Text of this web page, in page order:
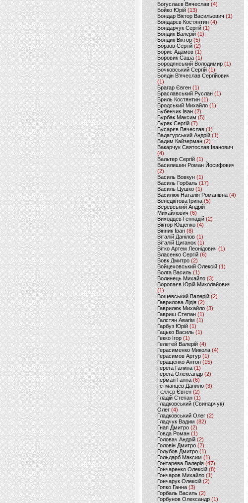
Богуслаєв Вячеслав (4)
Бойко Юрій (13)
Бондар Віктор Васильович (1)
Бондарєв Костянтин (4)
Бондарчук Сергій(1)
Бондик Валерій (1)
Бондик Віктор(5)
Борзов Сергiй (2)
Борис Адамов(1)
Боровик Саша (1)
Бородянський Володимир (1)
Бочковський Сергій (1)
Боядін В'ячеслав Сергійович
(1)
Брагар Євген (1)
Браславський Руслан (1)
Бриль Костянтин (1)
Бродський Михайло (1)
Бубенчик Іван(2)
Бурбак Максим (5)
Буряк Сергій (7)
Бусарєв Вячеслав (1)
Вадатурський Андрій (1)
Вадим Кайзерман (2)
Вакарчук Святослав Іванович
(4)
Вальтер Сергій (1)
Василишин Роман Йосифович
(2)
Василь Вовкун (1)
Василь Горбаль (17)
Василь Цушко (1)
Василюк Наталія Романівна (4)
Венедіктова Ірина(5)
Веревський Андрій
Михайлович (6)
Виходцев Геннадій (2)
Віктор Ющенко (4)
Вінник Іван (8)
Віталій Данілов (1)
Віталій Циганок (1)
Вітко Артем Леонідович(1)
Власенко Сергій (6)
Вовк Дмитро(2)
Войцеховський Олексій(1)
Волга Василь (1)
Волинець Михайло (3)
Воропаєв Юрій Миколайович
(1)
Вощевський Валерій(2)
Гаврилова Лідія (2)
Гаврилюк Михайло (3)
Гавриш Степан (1)
Галстян Авагім (1)
Гарбуз Юрій (1)
Гацько Василь (1)
Гекко Ігор(1)
Гелетей Валерій (4)
Герасименко Микола (4)
Герасимов Артур (1)
Геращенко Антон(15)
Герега Галина (1)
Герега Олександр (2)
Герман Ганна (6)
Гетманцев Данило (3)
Гєллєр Євген (2)
Гладій Степан(1)
Гладковський (Свинарчук)
Олег (4)
Гладковський Олег (2)
Гладчук Вадим (82)
Гнап Дмитро (2)
Говда Роман(1)
Головач Андрій (2)
Головін Дмитро (2)
Голубов Дмитро (1)
Гольдарб Максим(1)
Гонтарева Валерія (47)
Гончаренко Олексій(8)
Гончаров Михайло (1)
Гончарук Олексій (2)
Гопко Ганна (3)
Горбаль Василь (2)
Горбунов Олександр (1)